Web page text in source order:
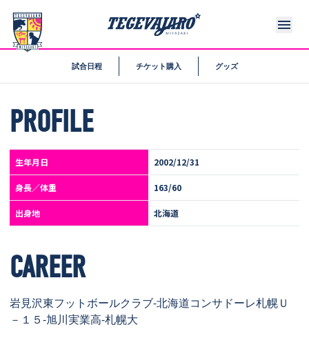
試合日程 チケット購入 グッズ
34
MF
河合 駿樹
Toshiki KAWAI
PROFILE
生年月日 2002/12/31
身長／体重 163/60
出身地 北海道
CAREER
岩見沢東フットボールクラブ-北海道コンサドーレ札幌Ｕ
－１５-旭川実業高-札幌大